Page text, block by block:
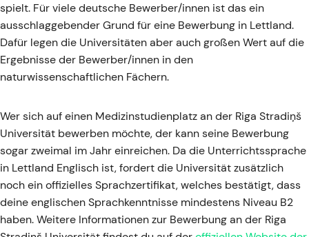
spielt. Für viele deutsche Bewerber/innen ist das ein
ausschlaggebender Grund für eine Bewerbung in Lettland.
Dafür legen die Universitäten aber auch großen Wert auf die
Ergebnisse der Bewerber/innen in den
naturwissenschaftlichen Fächern.
Wer sich auf einen Medizinstudienplatz an der Riga Stradiņš
Universität bewerben möchte, der kann seine Bewerbung
sogar zweimal im Jahr einreichen. Da die Unterrichtssprache
in Lettland Englisch ist, fordert die Universität zusätzlich
noch ein offizielles Sprachzertifikat, welches bestätigt, dass
deine englischen Sprachkenntnisse mindestens Niveau B2
haben. Weitere Informationen zur Bewerbung an der Riga